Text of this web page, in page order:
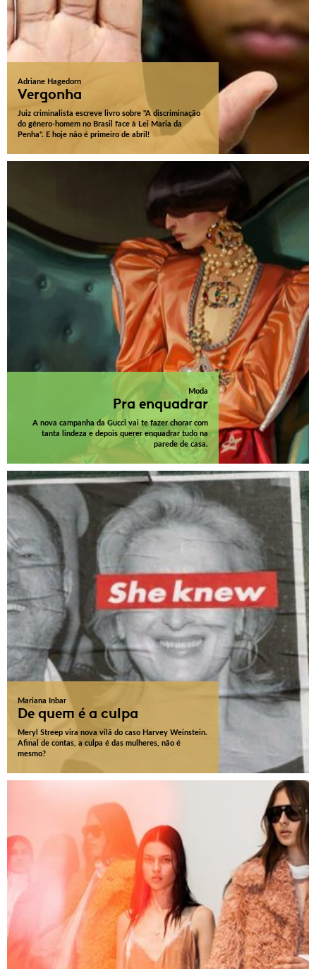
Adriane Hagedorn
Vergonha
Juiz criminalista escreve livro sobre "A discriminação
do gênero-homem no Brasil face à Lei Maria da
Penha". E hoje não é primeiro de abril!
Moda
Pra enquadrar
A nova campanha da Gucci vai te fazer chorar com
tanta lindeza e depois querer enquadrar tudo na
parede de casa.
Mariana Inbar
De quem é a culpa
Meryl Streep vira nova vilã do caso Harvey Weinstein.
Afinal de contas, a culpa é das mulheres, não é
mesmo?